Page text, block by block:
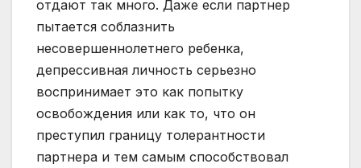
отдают так много. Даже если партнер
пытается соблазнить
несовершеннолетнего ребенка,
депрессивная личность серьезно
воспринимает это как попытку
освобождения или как то, что он
преступил границу толерантности
партнера и тем самым способствовал